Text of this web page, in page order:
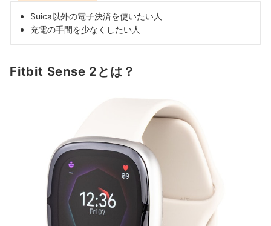
Suica以外の電子決済を使いたい人
充電の手間を少なくしたい人
Fitbit Sense 2とは？